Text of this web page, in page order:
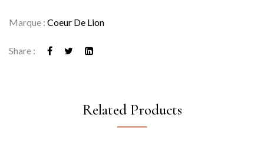
Marque : Coeur De Lion
Share :
Related Products